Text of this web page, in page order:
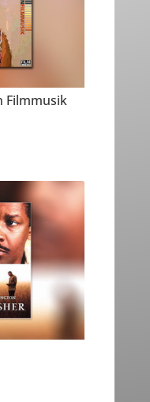
Filmmusik